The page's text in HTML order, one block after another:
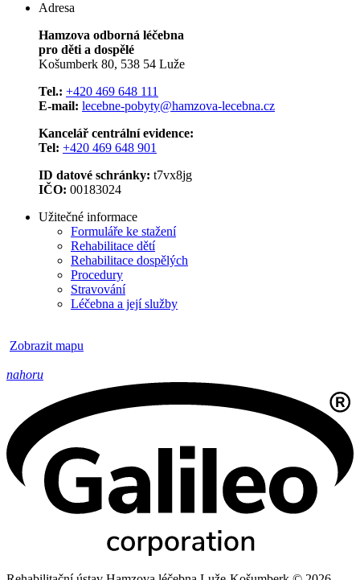
Adresa
Hamzova odborná léčebna
pro děti a dospělé
Košumberk 80, 538 54 Luže
Tel.: +420 469 648 111
E-mail: lecebne-pobyty@hamzova-lecebna.cz
Kancelář centrální evidence:
Tel: +420 469 648 901
ID datové schránky: t7vx8jg
IČO: 00183024
Užitečné informace
Formuláře ke stažení
Rehabilitace dětí
Rehabilitace dospělých
Procedury
Stravování
Léčebna a její služby
Zobrazit mapu
nahoru